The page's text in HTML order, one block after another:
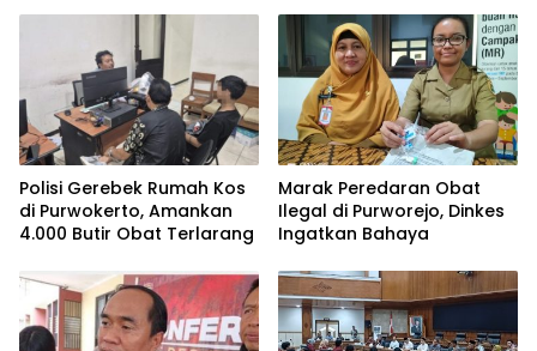
Lapangan
Polisi Gerebek Rumah Kos
di Purwokerto, Amankan
4.000 Butir Obat Terlarang
Marak Peredaran Obat
Ilegal di Purworejo, Dinkes
Ingatkan Bahaya